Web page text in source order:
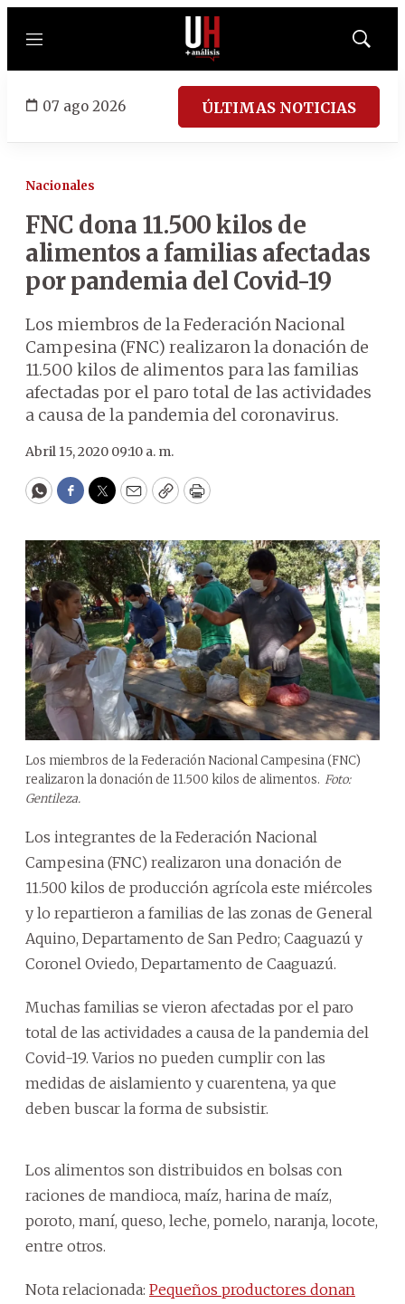
Menú
Mostrar
07 ago 2026 ÚLTIMAS NOTICIAS
Nacionales
FNC dona 11.500 kilos de
alimentos a familias afectadas
por pandemia del Covid-19
Los miembros de la Federación Nacional
Campesina (FNC) realizaron la donación de
11.500 kilos de alimentos para las familias
afectadas por el paro total de las actividades
a causa de la pandemia del coronavirus.
Abril 15, 2020 09:10 a. m.
WhatsApp
Facebook
Twitter
EmailCopyPrint
Los miembros de la Federación Nacional Campesina (FNC)
realizaron la donación de 11.500 kilos de alimentos. Foto:
Gentileza.
Los integrantes de la Federación Nacional
Campesina (FNC) realizaron una donación de
11.500 kilos de producción agrícola este miércoles
y lo repartieron a familias de las zonas de General
Aquino, Departamento de San Pedro; Caaguazú y
Coronel Oviedo, Departamento de Caaguazú.
Muchas familias se vieron afectadas por el paro
total de las actividades a causa de la pandemia del
Covid-19. Varios no pueden cumplir con las
medidas de aislamiento y cuarentena, ya que
deben buscar la forma de subsistir.
Los alimentos son distribuidos en bolsas con
raciones de mandioca, maíz, harina de maíz,
poroto, maní, queso, leche, pomelo, naranja, locote,
entre otros.
Nota relacionada: Pequeños productores donan